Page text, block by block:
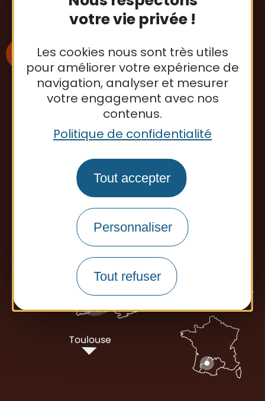
votre vie privée !
Les cookies nous sont très utiles
pour améliorer votre expérience de
navigation, analyser et mesurer
votre engagement avec nos
contenus.
Politique de confidentialité
Tout accepter
Personnaliser
Tout refuser
S'inscrire à la newsletter